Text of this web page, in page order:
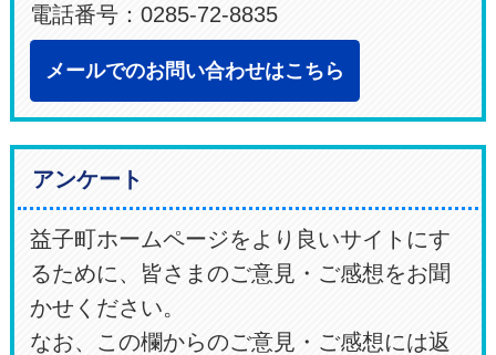
電話番号：0285-72-8835
メールでのお問い合わせはこちら
アンケート
益子町ホームページをより良いサイトにす
るために、皆さまのご意見・ご感想をお聞
かせください。
なお、この欄からのご意見・ご感想には返